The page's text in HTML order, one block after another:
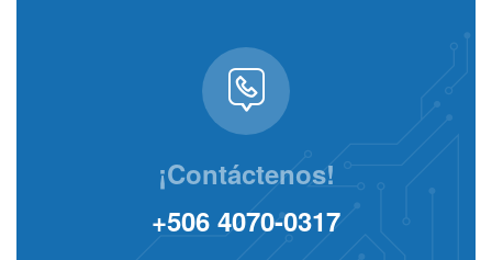
¡Contáctenos!
+506 4070-0317